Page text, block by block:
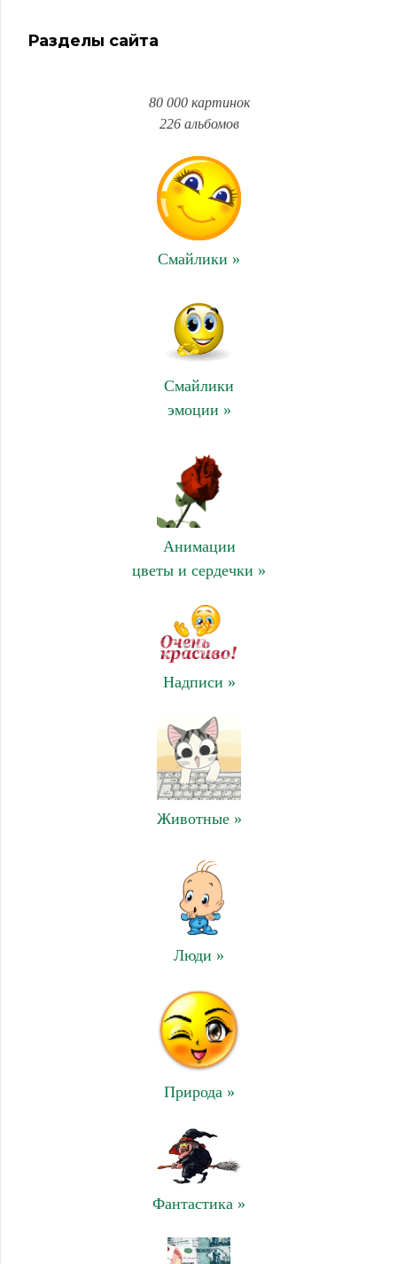
Разделы сайта
80 000 картинок
226 альбомов
Смайлики »
Смайлики
эмоции »
Анимации
цветы и сердечки »
Надписи »
Животные »
Люди »
Природа »
Фантастика »